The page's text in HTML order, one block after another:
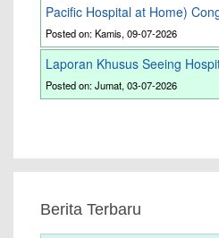
Pacific Hospital at Home)
Posted on: Kamis, 09-07-2026
Laporan Khusus Seeing
Posted on: Jumat, 03-07-2026
Berita Terbaru